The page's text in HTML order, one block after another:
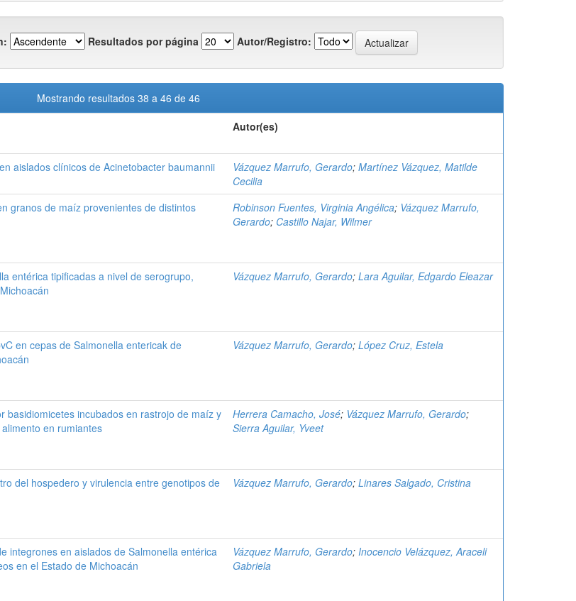
Resultados por página Autor/Registro:
Mostrando resultados 38 a 46 de 46
Autor(es)
aislados clínicos de Acinetobacter baumannii Vázquez Marrufo, Gerardo; Martínez Vázquez, Matilde
Cecilia
granos de maíz provenientes de distintos
Robinson Fuentes, Virginia Angélica; Vázquez Marrufo,
Gerardo; Castillo Najar, Wilmer
entérica tipificadas a nivel de serogrupo,
Vázquez Marrufo, Gerardo; Lara Aguilar, Edgardo Eleazar
en cepas de Salmonella entericak de
Vázquez Marrufo, Gerardo; López Cruz, Estela
basidiomicetes incubados en rastrojo de maíz y
en rumiantes
Herrera Camacho, José; Vázquez Marrufo, Gerardo;
Sierra Aguilar, Yveet
del hospedero y virulencia entre genotipos de
Vázquez Marrufo, Gerardo; Linares Salgado, Cristina
integrones en aislados de Salmonella entérica
en el Estado de Michoacán
Vázquez Marrufo, Gerardo; Inocencio Velázquez, Araceli
Gabriela